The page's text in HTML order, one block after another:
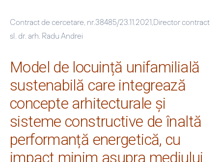
Contract de cercetare, nr.38485/23.11.2021,Director contract
sl. dr. arh. Radu Andrei
Model de locuință unifamilială
sustenabilă care integrează
concepte arhitecturale și
sisteme constructive de înaltă
performanță energetică, cu
impact minim asupra mediului